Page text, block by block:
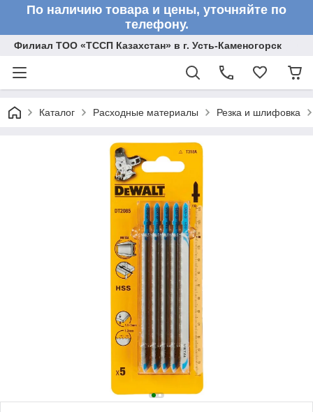
По наличию товара и цены, уточняйте по
телефону.
Филиал ТОО «ТССП Казахстан» в г. Усть-Каменогорск
Каталог Расходные материалы Резка и шлифовка